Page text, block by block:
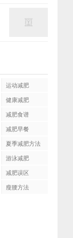
运动减肥
健康减肥
减肥食谱
减肥早餐
夏季减肥方法
游泳减肥
减肥误区
瘦腰方法